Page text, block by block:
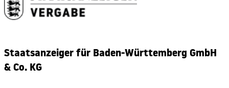
Staatsanzeiger für Baden-Württemberg GmbH
& Co. KG